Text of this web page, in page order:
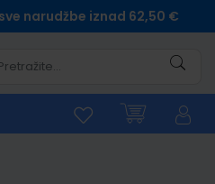
narudžbe iznad 62,50 €